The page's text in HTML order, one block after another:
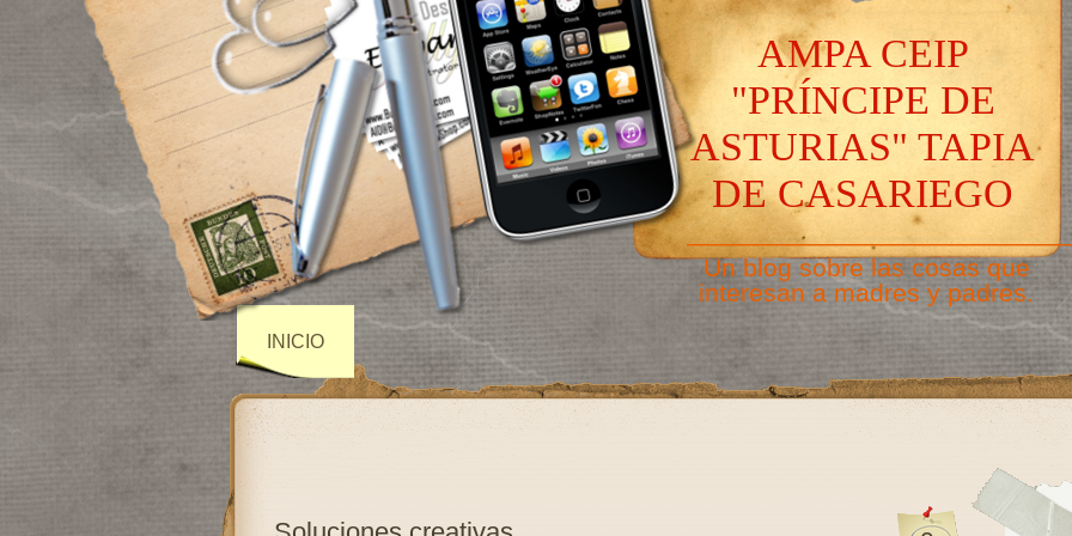
AMPA CEIP
"PRÍNCIPE DE
ASTURIAS" TAPIA
DE CASARIEGO
Un blog sobre las cosas que
interesan a madres y padres.
INICIO